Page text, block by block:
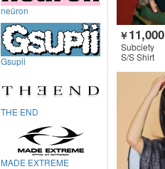
￥11,000
Subciety
S/S Shirt
neüron
Gsupii
THE END
MADE EXTREME